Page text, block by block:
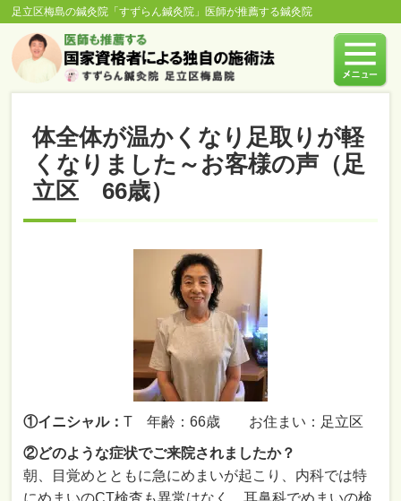
足立区梅島の鍼灸院「すずらん鍼灸院」医師が推薦する鍼灸院
体全体が温かくなり足取りが軽
くなりました～お客様の声（足
立区 66歳）
①イニシャル：T 年齢：66歳 お住まい：足立区
②どのような症状でご来院されましたか？
朝、目覚めとともに急にめまいが起こり、内科では特
にめまいのCT検査も異常はなく、耳鼻科でめまいの検